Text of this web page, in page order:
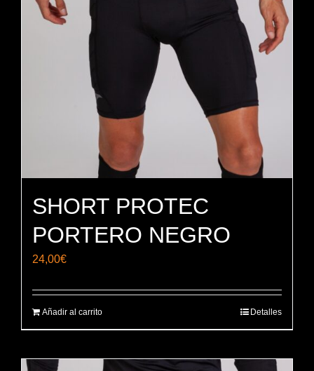
SHORT PROTEC
PORTERO NEGRO
24,00€
Añadir al carrito Detalles